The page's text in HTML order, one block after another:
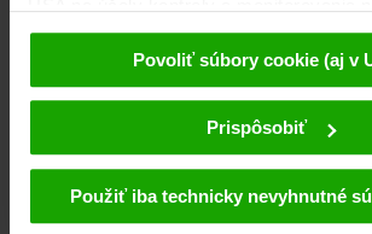
príslušných opatrení voči
(napr. Google, Meta) a že proti tomu nie
žiadne účinné opravné prostriedky.
možnosť „Povoliť súbory cookie“
súbory cookie smieme používať my a
výhradne v pseudonymizovanej forme.
Povoliť súbory cookie (aj v
Prispôsobiť
Použiť iba technicky nevyhnutné
Pěší turistika v národním
trase Alpe-Adria-Trail
Individuální pěší túry v osmi etapách
9 nocí